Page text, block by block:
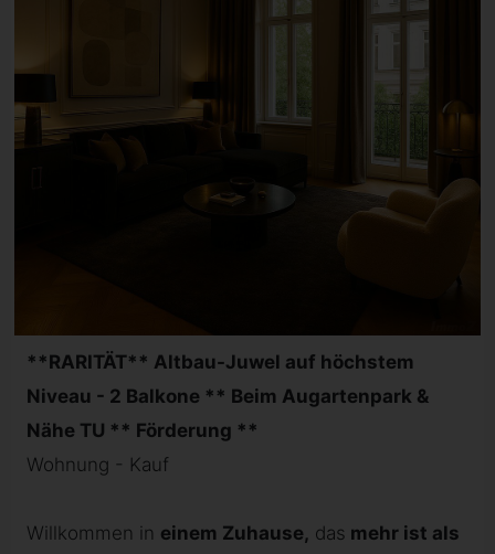
**RARITÄT** Altbau-Juwel auf höchstem
Niveau - 2 Balkone ** Beim Augartenpark &
Nähe TU ** Förderung **
Wohnung - Kauf
Willkommen in einem Zuhause, das mehr ist als